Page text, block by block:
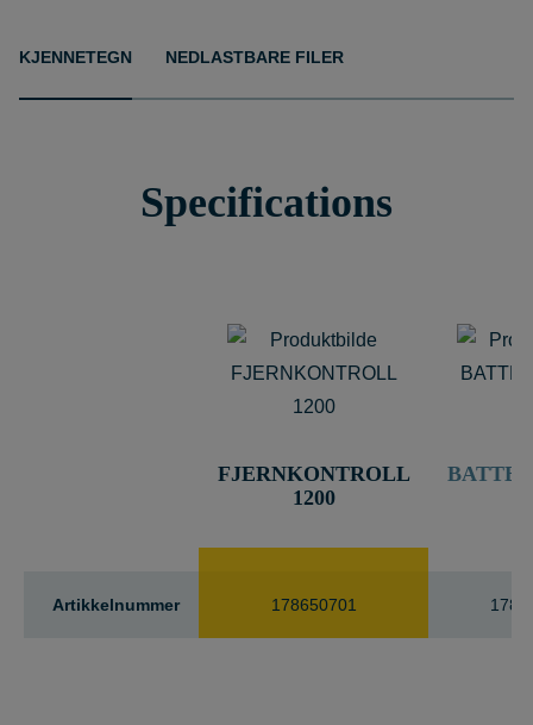
KJENNETEGN NEDLASTBARE FILER
Specifications
Artikkelnummer
FJERNKONTROLL
1200
178650701